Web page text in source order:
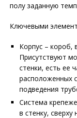
полу заданную
Ключевыми
Корпус – короб,
Присутствуют
стенки, есть ее
расположенных
подведения
Система
в стенку,